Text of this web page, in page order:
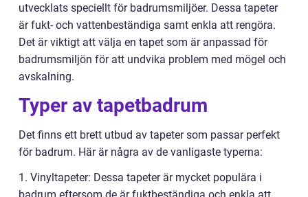
utvecklats speciellt för badrumsmiljöer. Dessa tapeter
är fukt- och vattenbeständiga samt enkla att rengöra.
Det är viktigt att välja en tapet som är anpassad för
badrumsmiljön för att undvika problem med mögel och
avskalning.
Typer av tapetbadrum
Det finns ett brett utbud av tapeter som passar perfekt
för badrum. Här är några av de vanligaste typerna:
1. Vinyltapeter: Dessa tapeter är mycket populära i